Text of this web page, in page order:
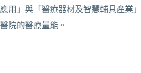
應用」與「醫療器材及智慧輔具產業
醫院的醫療量能。